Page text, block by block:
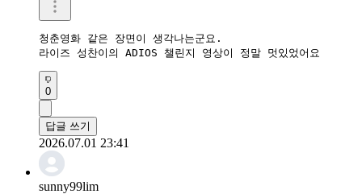
청춘영화 같은 장면이 생각나는군요.
라이즈 성찬이의 ADIOS 챌린지 영상이 정말 멋있었어요
0
답글 쓰기
2026.07.01 23:41
sunny99lim